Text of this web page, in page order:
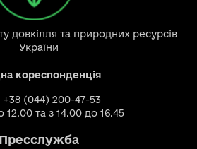
довкілля та природних ресурсів
України
кореспонденція
+38 (044) 200-47-53
12.00 та з 14.00 до 16.45
Пресслужба